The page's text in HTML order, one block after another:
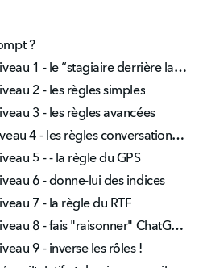
?
#10 - L’art du prompt, niveau 1 - le “stagiaire derrière la porte”
2 - les règles simples
3 - les règles avancées
#13 - L’art du prompt niveau 4 - les règles conversationnelles
5 - - la règle du GPS
6 - donne-lui des indices
7 - la règle du RTF
#17 - L’art du prompt, niveau 8 - fais "raisonner" ChatGPT !
9 - inverse les rôles !